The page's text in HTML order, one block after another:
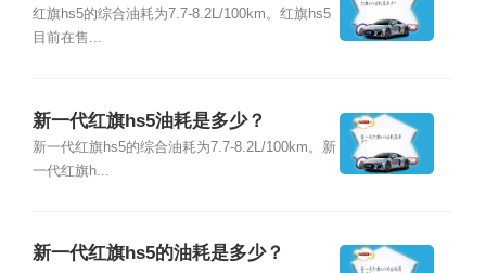
红旗hs5的综合油耗为7.7-8.2L/100km。红旗hs5
目前在售...
新一代红旗hs5油耗是多少？
新一代红旗hs5的综合油耗为7.7-8.2L/100km。新
一代红旗h...
新一代红旗hs5的油耗是多少？